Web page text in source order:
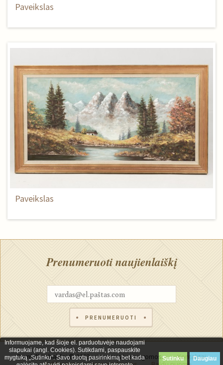
Informuojame, kad šioje el. parduotuvėje naudojami
slapukai (angl. Cookies). Sutikdami, paspauskite
mygtuką „Sutinku“. Savo duotą pasirinkimą bet kada
Sutinku Daugiau
Paveikslas
Paveikslas
Prenumeruoti naujienlaiškį
PRENUMERUOTI
Rumšiškių baldai © 2023, visos teisės saugomos.
Kontaktai